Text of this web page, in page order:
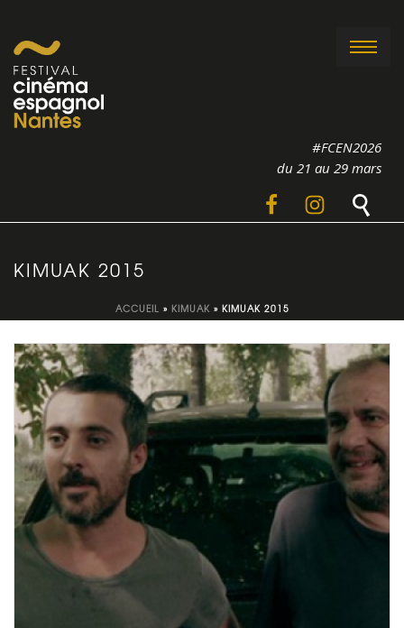
#FCEN2026
du 21 au 29 mars
KIMUAK 2015
ACCUEIL » KIMUAK » KIMUAK 2015